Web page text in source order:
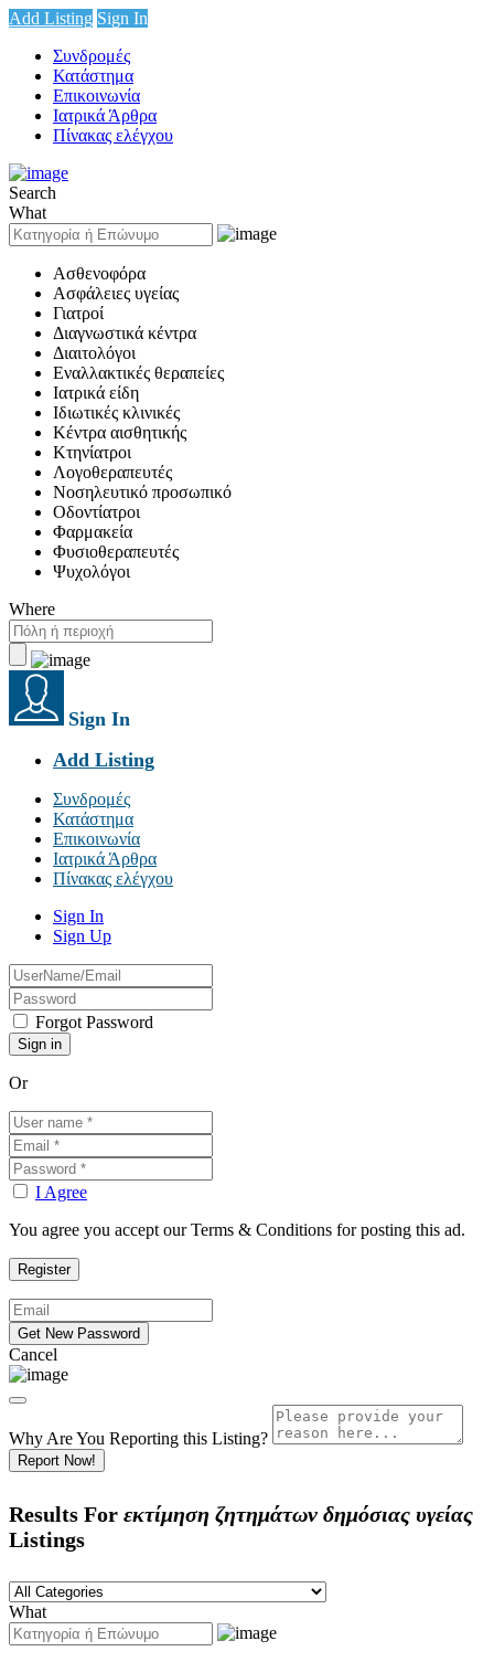
Add Listing Sign In
Συνδρομές
Κατάστημα
Επικοινωνία
Ιατρικά Άρθρα
Πίνακας ελέγχου
Search
What
Ασθενοφόρα
Ασφάλειες υγείας
Γιατροί
Διαγνωστικά κέντρα
Διαιτολόγοι
Εναλλακτικές θεραπείες
Ιατρικά είδη
Ιδιωτικές κλινικές
Κέντρα αισθητικής
Κτηνίατροι
Λογοθεραπευτές
Νοσηλευτικό προσωπικό
Οδοντίατροι
Φαρμακεία
Φυσιοθεραπευτές
Ψυχολόγοι
Where
Sign In
Add Listing
Συνδρομές
Κατάστημα
Επικοινωνία
Ιατρικά Άρθρα
Πίνακας ελέγχου
Sign In
Sign Up
Forgot Password
Or
I Agree
You agree you accept our Terms & Conditions for posting this ad.
Cancel
Why Are You Reporting this Listing?
Report Now!
Results For εκτίμηση ζητημάτων δημόσιας υγείας
Listings
What